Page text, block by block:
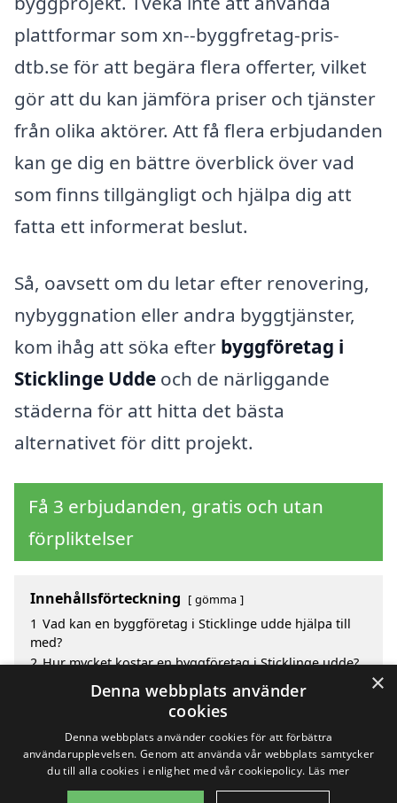
plattformar som xn--byggfretag-pris-
dtb.se för att begära flera offerter, vilket
gör att du kan jämföra priser och tjänster
från olika aktörer. Att få flera erbjudanden
kan ge dig en bättre överblick över vad
som finns tillgängligt och hjälpa dig att
fatta ett informerat beslut.
Så, oavsett om du letar efter renovering,
nybyggnation eller andra byggtjänster,
kom ihåg att söka efter byggföretag i
Sticklinge Udde och de närliggande
städerna för att hitta det bästa
alternativet för ditt projekt.
Få 3 erbjudanden, gratis och utan
förpliktelser
Innehållsförteckning gömma
1 Vad kan en byggföretag i Sticklinge udde hjälpa till
med?
2 Hur mycket kostar en byggföretag i Sticklinge udde?
Fördelar med att välja byggföretag i Sticklinge Udde
Sök efter en skicklig byggföretag i de omgivande
städerna Sticklinge Udde
×
Denna webbplats använder
cookies
Denna webbplats använder cookies för att förbättra
användarupplevelsen. Genom att använda vår webbplats samtycker
du till alla cookies i enlighet med vår cookiepolicy. Läs mer